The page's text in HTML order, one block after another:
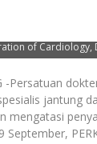
of Cardiology,
-Persatuan
jantung
mengatasi
September,